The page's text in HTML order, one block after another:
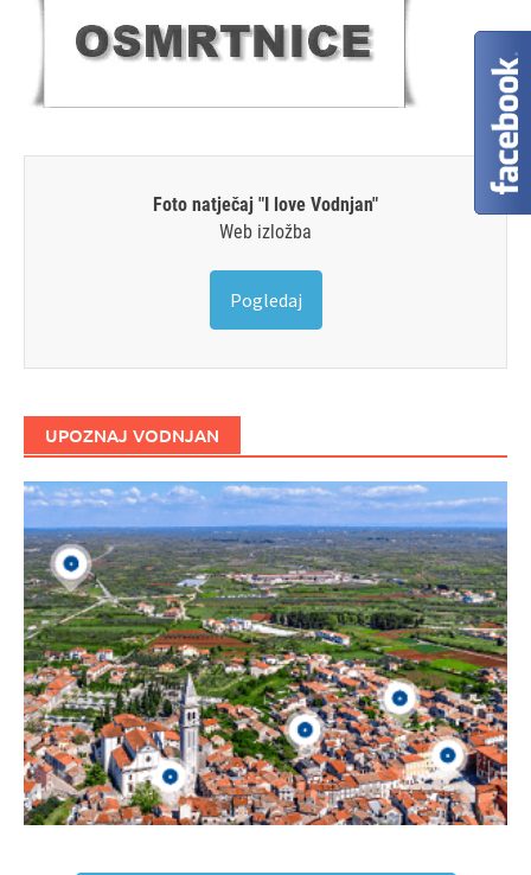
Foto natječaj "I love Vodnjan"
Web izložba
Pogledaj
UPOZNAJ VODNJAN